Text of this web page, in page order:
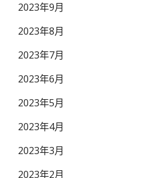
2023年9月
2023年8月
2023年7月
2023年6月
2023年5月
2023年4月
2023年3月
2023年2月